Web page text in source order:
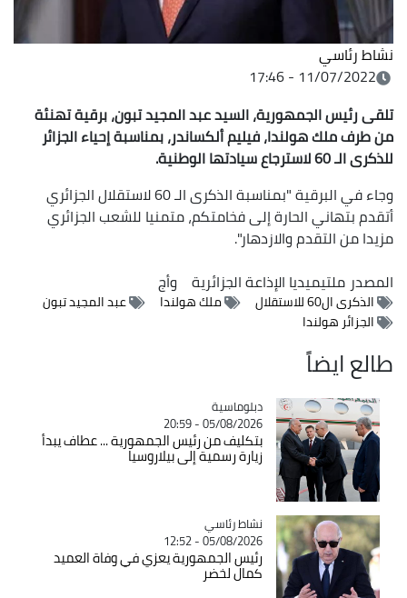
نشاط رئاسي
11/07/2022 - 17:46
تلقى رئيس الجمهورية، السيد عبد المجيد تبون، برقية تهنئة
من طرف ملك هولندا، فيليم ألكساندر، بمناسبة إحياء الجزائر
للذكرى الـ 60 لاسترجاع سيادتها الوطنية.
وجاء في البرقية "بمناسبة الذكرى الـ 60 لاستقلال الجزائري
أتقدم بتهاني الحارة إلى فخامتكم، متمنيا للشعب الجزائري
مزيدا من التقدم والازدهار".
المصدرملتيميديا الإذاعة الجزائرية وأج
الذكرى ال60 للاستقلال ملك هولندا
عبد المجيد تبون
الجزائر هولندا
طالع ايضاً
Catégorie
دبلوماسية
05/08/2026 - 20:59
بتكليف من رئيس الجمهورية ... عطاف يبدأ
زيارة رسمية إلى بيلاروسيا
Catégorie
نشاط رئاسي
05/08/2026 - 12:52
رئيس الجمهورية يعزي في وفاة العميد
كمال لخضر